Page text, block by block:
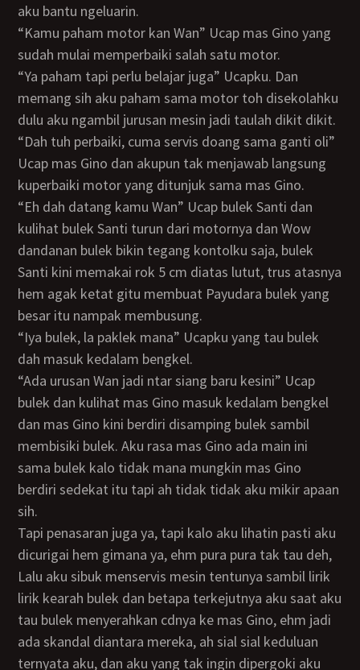
aku bantu ngeluarin.
“Kamu paham motor kan Wan” Ucap mas Gino yang
sudah mulai memperbaiki salah satu motor.
“Ya paham tapi perlu belajar juga” Ucapku. Dan
memang sih aku paham sama motor toh disekolahku
dulu aku ngambil jurusan mesin jadi taulah dikit dikit.
“Dah tuh perbaiki, cuma servis doang sama ganti oli”
Ucap mas Gino dan akupun tak menjawab langsung
kuperbaiki motor yang ditunjuk sama mas Gino.
“Eh dah datang kamu Wan” Ucap bulek Santi dan
kulihat bulek Santi turun dari motornya dan Wow
dandanan bulek bikin tegang kontolku saja, bulek
Santi kini memakai rok 5 cm diatas lutut, trus atasnya
hem agak ketat gitu membuat Payudara bulek yang
besar itu nampak membusung.
“Iya bulek, la paklek mana” Ucapku yang tau bulek
dah masuk kedalam bengkel.
“Ada urusan Wan jadi ntar siang baru kesini” Ucap
bulek dan kulihat mas Gino masuk kedalam bengkel
dan mas Gino kini berdiri disamping bulek sambil
membisiki bulek. Aku rasa mas Gino ada main ini
sama bulek kalo tidak mana mungkin mas Gino
berdiri sedekat itu tapi ah tidak tidak aku mikir apaan
sih.
Tapi penasaran juga ya, tapi kalo aku lihatin pasti aku
dicurigai hem gimana ya, ehm pura pura tak tau deh,
Lalu aku sibuk menservis mesin tentunya sambil lirik
lirik kearah bulek dan betapa terkejutnya aku saat aku
tau bulek menyerahkan cdnya ke mas Gino, ehm jadi
ada skandal diantara mereka, ah sial sial keduluan
ternyata aku, dan aku yang tak ingin dipergoki aku